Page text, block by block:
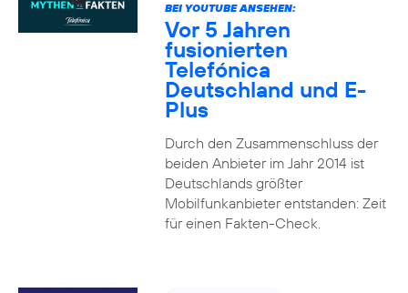
BEI YOUTUBE ANSEHEN:
Vor 5 Jahren
fusionierten
Telefónica
Deutschland und E-
Plus
Durch den Zusammenschluss der
beiden Anbieter im Jahr 2014 ist
Deutschlands größter
Mobilfunkanbieter entstanden: Zeit
für einen Fakten-Check.